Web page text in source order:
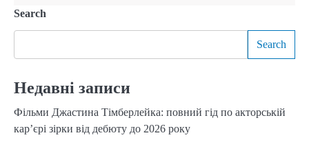
Search
Search
Недавні записи
Фільми Джастина Тімберлейка: повний гід по акторській
кар’єрі зірки від дебюту до 2026 року